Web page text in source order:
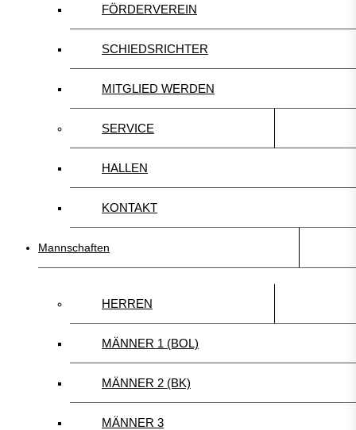
FÖRDERVEREIN
SCHIEDSRICHTER
MITGLIED WERDEN
SERVICE
HALLEN
KONTAKT
Mannschaften
HERREN
MÄNNER 1 (BOL)
MÄNNER 2 (BK)
MÄNNER 3